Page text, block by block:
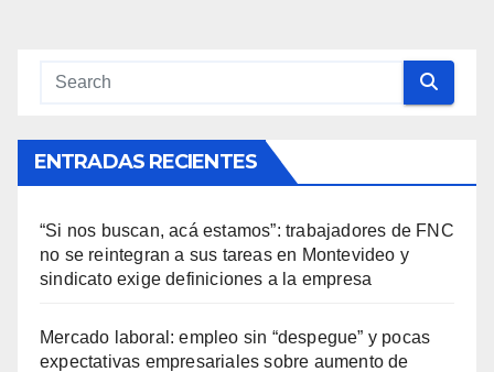
ENTRADAS RECIENTES
“Si nos buscan, acá estamos”: trabajadores de FNC
no se reintegran a sus tareas en Montevideo y
sindicato exige definiciones a la empresa
Mercado laboral: empleo sin “despegue” y pocas
expectativas empresariales sobre aumento de